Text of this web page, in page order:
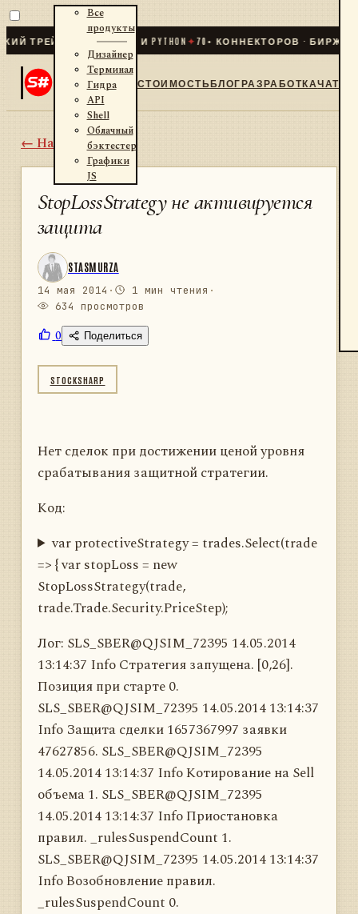
ДЛЯ .NET И PYTHON ✦70 + КОННЕКТОРОВ · БИРЖИ ·
Все
продукты
Дизайнер
Терминал
Гидра
API
Shell
Облачный
бэктестер
Графики
JS
СТОИМОСТЬБЛОГРАЗРАБОТКАЧАТ
← Назад
StopLossStrategy не активируется
защита
STASMURZA
14 мая 2014 · 1 мин чтения ·
634 просмотров
0 Поделиться
STOCKSHARP
Нет сделок при достижении ценой уровня
срабатывания защитной стратегии.
Код:
var protectiveStrategy = trades.Select(trade
=> { var stopLoss = new
StopLossStrategy(trade,
trade.Trade.Security.PriceStep);
Лог: SLS_SBER@QJSIM_72395 14.05.2014
13:14:37 Info Стратегия запущена. [0,26].
Позиция при старте 0.
SLS_SBER@QJSIM_72395 14.05.2014 13:14:37
Info Защита сделки 1657367997 заявки
47627856. SLS_SBER@QJSIM_72395
14.05.2014 13:14:37 Info Котирование на Sell
объема 1. SLS_SBER@QJSIM_72395
14.05.2014 13:14:37 Info Приостановка
правил. _rulesSuspendCount 1.
SLS_SBER@QJSIM_72395 14.05.2014 13:14:37
Info Возобновление правил.
_rulesSuspendCount 0.